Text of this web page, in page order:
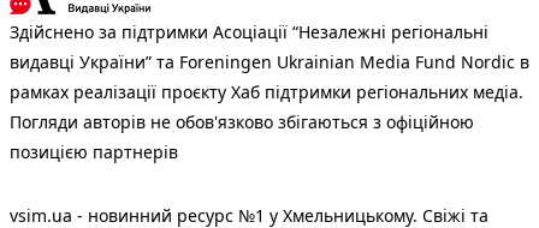
Здійснено за підтримки Асоціації “Незалежні регіональні
видавці України” та Foreningen Ukrainian Media Fund Nordic в
рамках реалізації проєкту Хаб підтримки регіональних медіа.
Погляди авторів не обов'язково збігаються з офіційною
позицією партнерів
vsim.ua - новинний ресурс №1 у Хмельницькому. Свіжі та